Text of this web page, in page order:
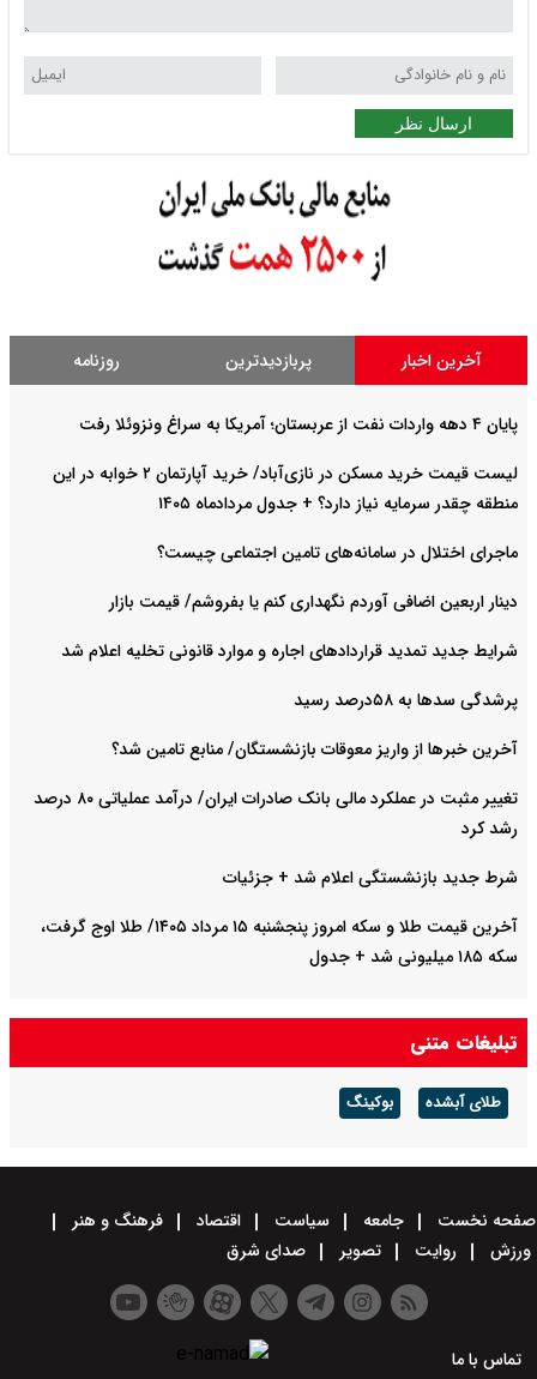
ارسال نظر
آخرین اخبار پربازدیدترین روزنامه
پایان ۴ دهه واردات نفت از عربستان؛ آمریکا به سراغ ونزوئلا رفت
لیست قیمت خرید مسکن در نازی‌آباد/ خرید آپارتمان ۲ خوابه در این
منطقه چقدر سرمایه نیاز دارد؟ + جدول مردادماه ۱۴۰۵
ماجرای اختلال در سامانه‌های تامین اجتماعی چیست؟
دینار اربعین اضافی آوردم نگهداری کنم یا بفروشم/ قیمت بازار
شرایط جدید تمدید قراردادهای اجاره و موارد قانونی تخلیه اعلام شد
پرشدگی سدها به ۵۸درصد رسید
آخرین خبرها از واریز معوقات بازنشستگان/ منابع تامین شد؟
تغییر مثبت در عملکرد مالی بانک صادرات ایران/ درآمد عملیاتی ۸۰ درصد
رشد کرد
شرط جدید بازنشستگی اعلام شد + جزئیات
آخرین قیمت طلا و سکه امروز پنجشنبه ۱۵ مرداد ۱۴۰۵/ طلا اوج گرفت،
سکه ۱۸۵ میلیونی شد + جدول
تبلیغات متنی
طلای آبشده بوکینگ
صفحه نخست جامعه سیاست اقتصاد
فرهنگ و هنر
ورزش
روایت تصویر صدای شرق
تماس با ما